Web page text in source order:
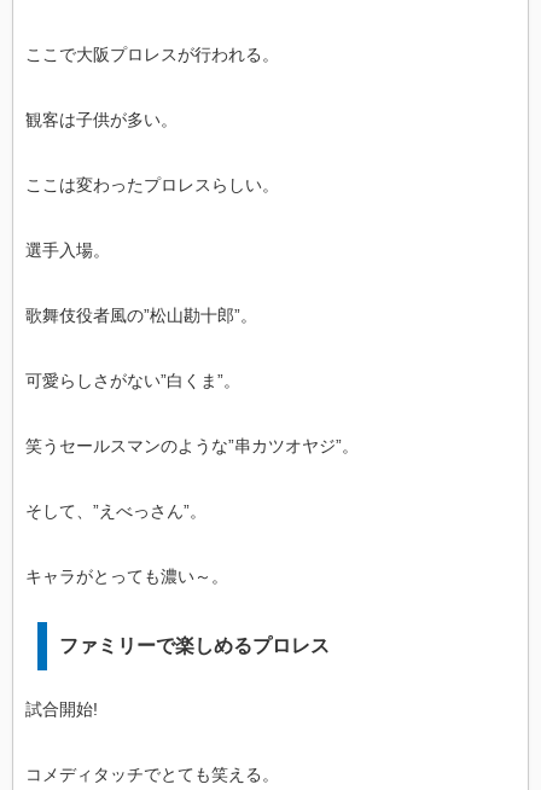
ここで大阪プロレスが行われる。
観客は子供が多い。
ここは変わったプロレスらしい。
選手入場。
歌舞伎役者風の”松山勘十郎”。
可愛らしさがない”白くま”。
笑うセールスマンのような”串カツオヤジ”。
そして、”えべっさん”。
キャラがとっても濃い～。
ファミリーで楽しめるプロレス
試合開始!
コメディタッチでとても笑える。